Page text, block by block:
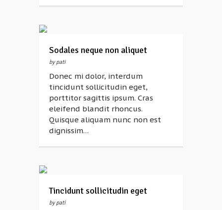
Sodales neque non aliquet
by pati
Donec mi dolor, interdum
tincidunt sollicitudin eget,
porttitor sagittis ipsum. Cras
eleifend blandit rhoncus.
Quisque aliquam nunc non est
dignissim…
Tincidunt sollicitudin eget
by pati